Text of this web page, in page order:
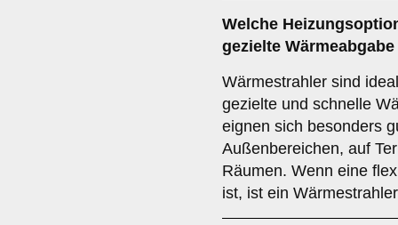
Welche
gezielte
Wärmestrahler sind
gezielte und schnelle
eignen sich besonders
Außenbereichen, auf
Räumen. Wenn eine
ist, ist ein